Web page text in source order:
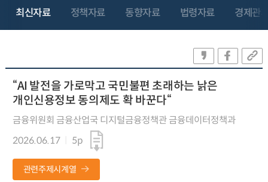
최신자료 정책자료 동향자료 법령자료 경제관
“AI 발전을 가로막고 국민불편 초래하는 낡은
개인신용정보 동의제도 확 바꾼다“
금융위원회 금융산업국 디지털금융정책관 금융데이터정책과
2026.06.17
5p
관련주제시계열